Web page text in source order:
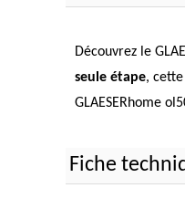
Découvrez le
seule étape,
GLAESERhome
Fiche